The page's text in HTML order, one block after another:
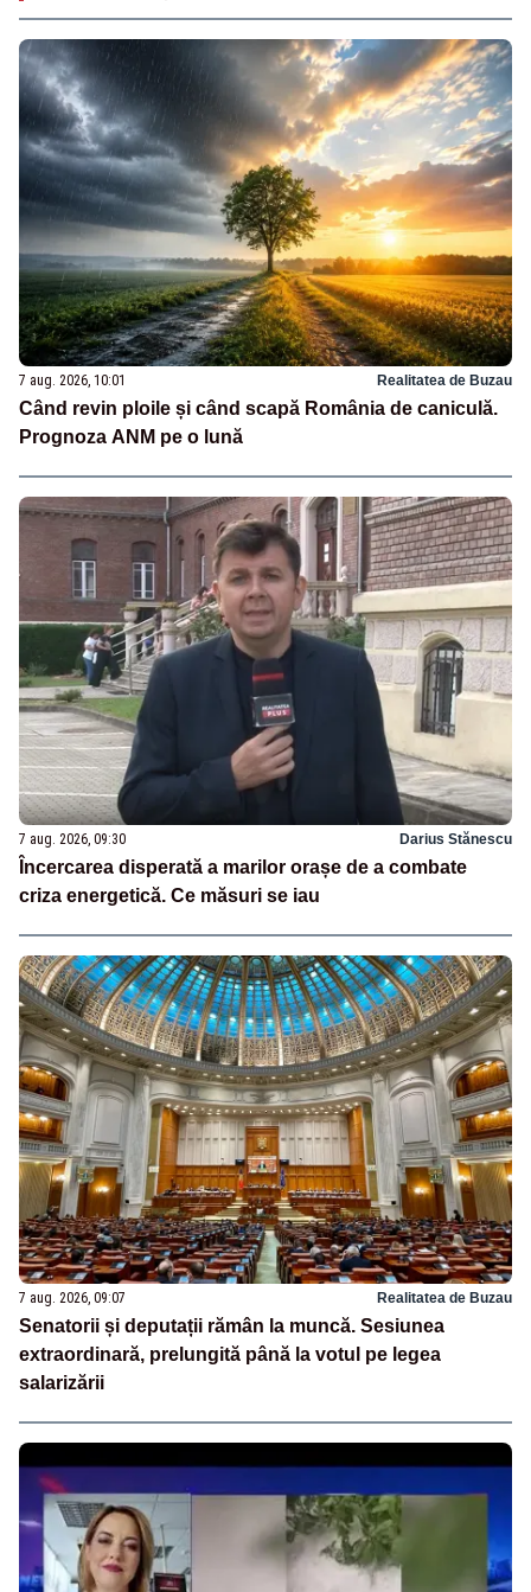
7 aug. 2026, 10:01 Realitatea de Buzau
Când revin ploile și când scapă România de caniculă.
Prognoza ANM pe o lună
7 aug. 2026, 09:30 Darius Stănescu
Încercarea disperată a marilor orașe de a combate
criza energetică. Ce măsuri se iau
7 aug. 2026, 09:07 Realitatea de Buzau
Senatorii și deputații rămân la muncă. Sesiunea
extraordinară, prelungită până la votul pe legea
salarizării